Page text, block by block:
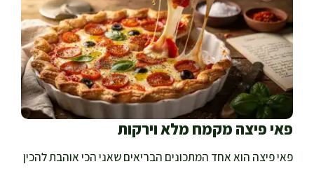
פאי פיצה מקמח מלא וירקות
פאי פיצה הוא אחד המתכונים הבריאים שאני הכי אוהבת להכין